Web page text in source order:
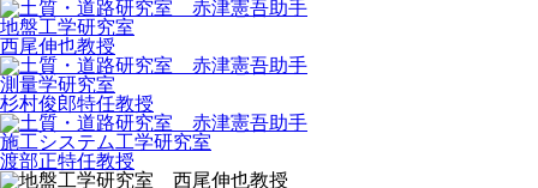
地盤工学研究室
西尾伸也教授
測量学研究室
杉村俊郎特任教授
施工システム工学研究室
渡部正特任教授